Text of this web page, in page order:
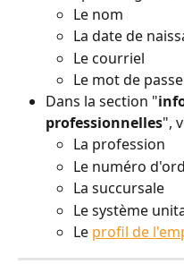
Le nom
La date de
Le courriel
Le mot de
Dans la section "
professionnelles",
La profession
Le numéro
La succursale
Le système
Le profil de